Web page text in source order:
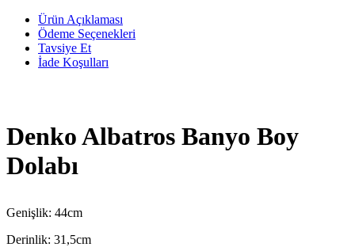
Ürün Açıklaması
Ödeme Seçenekleri
Tavsiye Et
İade Koşulları
Denko Albatros Banyo Boy
Dolabı
Genişlik: 44cm
Derinlik: 31,5cm